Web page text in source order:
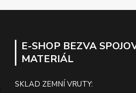
E-SHOP BEZVA
MATERIÁL
SKLAD ZEMNÍ VRUTY: